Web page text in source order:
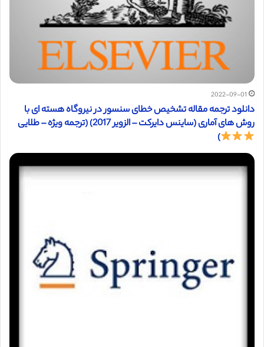
2022-09-01
دانلود ترجمه مقاله تشخیص خطای سنسور در نیروگاه هسته ای با
روش های آماری (ساینس دایرکت – الزویر 2017) (ترجمه ویژه – طلایی
)